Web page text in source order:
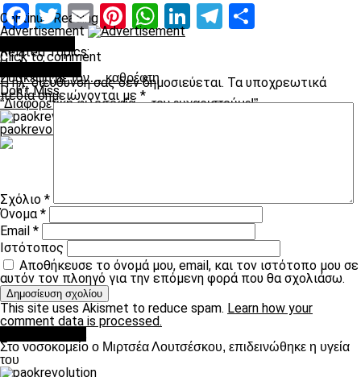
Facebook
Twitter
EmailPinterest
WhatsApp
LinkedIn
Telegram
Related Topics:
Up Next
Σύσκεψη με τον… καθρέφτη
Don't Miss
“Διαφορετική φιλοσοφία… τον ευχαριστούμε!”
paokrevolution
Continue Reading
Advertisement
Click to comment
Η ηλ. διεύθυνση σας δεν δημοσιεύεται. Τα υποχρεωτικά
πεδία σημειώνονται με *
Σχόλιο *
Όνομα*
Email *
Ιστότοπος
Αποθήκευσε το όνομά μου, email, και τον ιστότοπο μου σε
αυτόν τον πλοηγό για την επόμενη φορά που θα σχολιάσω.
This site uses Akismet to reduce spam. Learn how your
comment data is processed.
Στο νοσοκομείο ο Μιρτσέα Λουτσέσκου, επιδεινώθηκε η υγεία
του